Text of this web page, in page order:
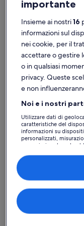
VISTE
VILLA GUINIGI
VEDERE
Per 5 persone · 3
9,0 Meraviglioso
meraviglioso
(41
Maggiori
Toscana:
importante
Insieme ai nostri16
informazioni sul
nei cookie, per il
accettare o gestire
o in qualsiasi
privacy. Queste
e non
Noi e i nostri
Utilizzare dati di
caratteristiche del
informazioni su
personalizzati,
annunci, ricerche sul
Elenco dei partner